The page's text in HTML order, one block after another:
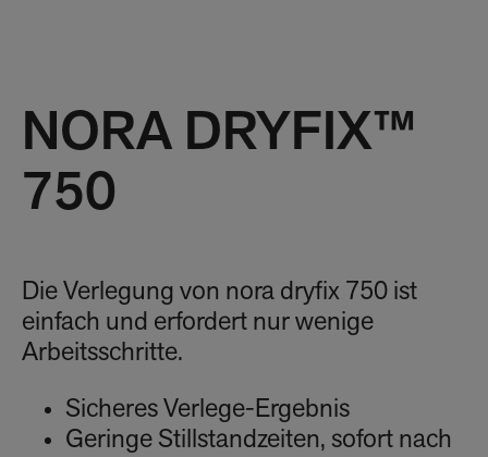
NORA DRYFIX™
750
Die Verlegung von nora dryfix 750 ist
einfach und erfordert nur wenige
Arbeitsschritte.
Sicheres Verlege-Ergebnis
Geringe Stillstandzeiten, sofort nach